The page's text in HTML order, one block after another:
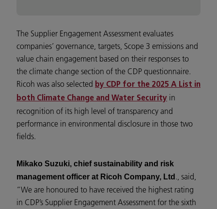
The Supplier Engagement Assessment evaluates
companies’ governance, targets, Scope 3 emissions and
value chain engagement based on their responses to
the climate change section of the CDP questionnaire.
Ricoh was also selected by CDP for the 2025 A List in
both Climate Change and Water Security in
recognition of its high level of transparency and
performance in environmental disclosure in those two
fields.
Mikako Suzuki, chief sustainability and risk
management officer at Ricoh Company, Ltd ., said,
“We are honoured to have received the highest rating
in CDP’s Supplier Engagement Assessment for the sixth